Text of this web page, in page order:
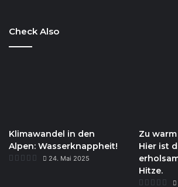
Check Also
Klimawandel in den
Alpen: Wasserknappheit!
24. Mai 2025
Zu
Hier ist
Hitze.